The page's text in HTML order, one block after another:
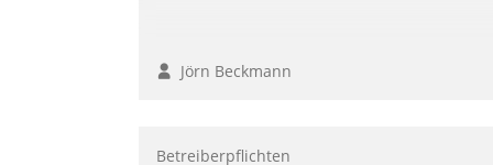
Jörn Beckmann
Betreiberpflichten